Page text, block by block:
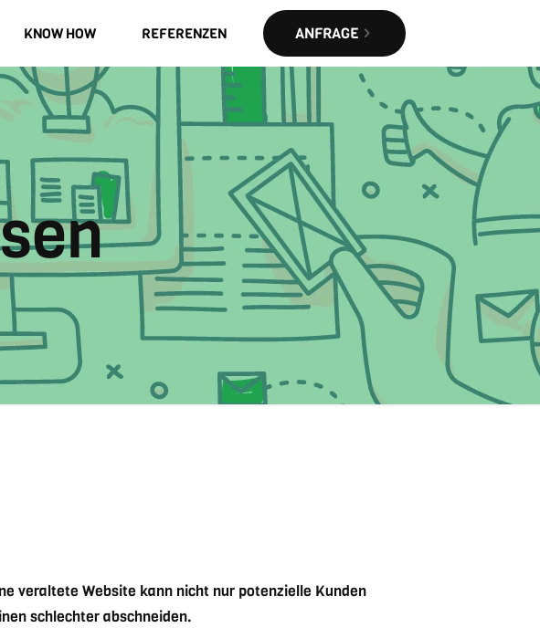
KNOW HOW REFERENZEN ANFRAGE
veraltete Website kann nicht nur potenzielle Kunden
schlechter abschneiden.